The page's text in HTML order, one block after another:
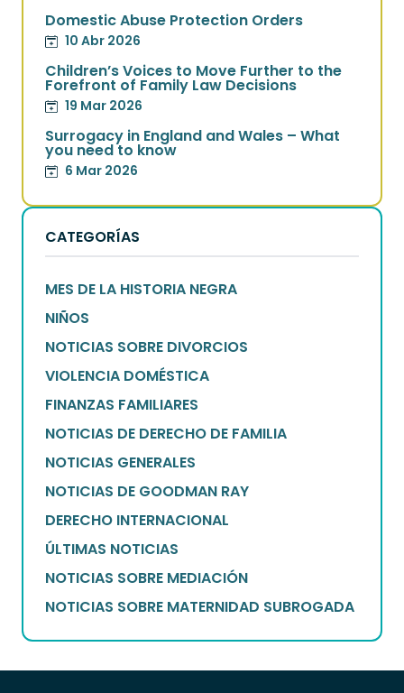
Domestic Abuse Protection Orders
10 Abr 2026
Children’s Voices to Move Further to the
Forefront of Family Law Decisions
19 Mar 2026
Surrogacy in England and Wales – What
you need to know
6 Mar 2026
CATEGORÍAS
MES DE LA HISTORIA NEGRA
NIÑOS
NOTICIAS SOBRE DIVORCIOS
VIOLENCIA DOMÉSTICA
FINANZAS FAMILIARES
NOTICIAS DE DERECHO DE FAMILIA
NOTICIAS GENERALES
NOTICIAS DE GOODMAN RAY
DERECHO INTERNACIONAL
ÚLTIMAS NOTICIAS
NOTICIAS SOBRE MEDIACIÓN
NOTICIAS SOBRE MATERNIDAD SUBROGADA